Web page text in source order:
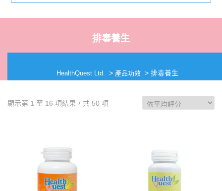
排毒養生
HealthQuest Ltd. > 產品功效 > 排毒養生
顯示第 1 至 16 項結果，共 50 項